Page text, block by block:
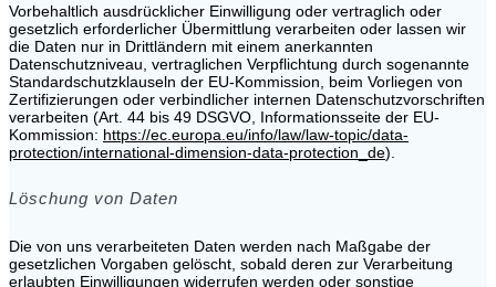
Vorbehaltlich ausdrücklicher Einwilligung oder vertraglich oder
gesetzlich erforderlicher Übermittlung verarbeiten oder lassen wir
die Daten nur in Drittländern mit einem anerkannten
Datenschutzniveau, vertraglichen Verpflichtung durch sogenannte
Standardschutzklauseln der EU-Kommission, beim Vorliegen von
Zertifizierungen oder verbindlicher internen Datenschutzvorschriften
verarbeiten (Art. 44 bis 49 DSGVO, Informationsseite der EU-
Kommission: https://ec.europa.eu/info/law/law-topic/data-
protection/international-dimension-data-protection_de).
Löschung von Daten
Die von uns verarbeiteten Daten werden nach Maßgabe der
gesetzlichen Vorgaben gelöscht, sobald deren zur Verarbeitung
erlaubten Einwilligungen widerrufen werden oder sonstige